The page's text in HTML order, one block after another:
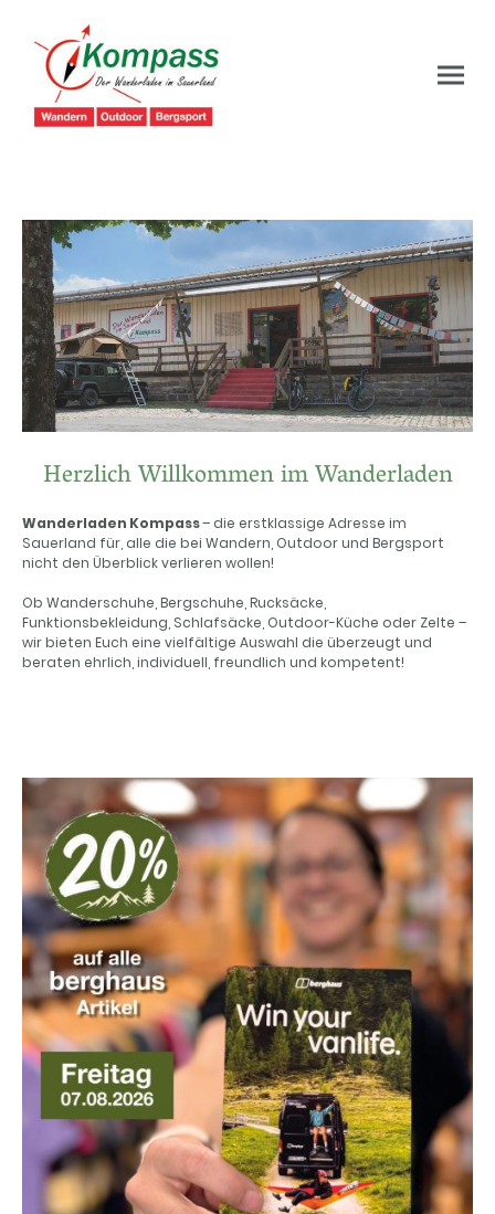
Herzlich Willkommen im Wanderladen
Wanderladen Kompass– die erstklassige Adresse im
Sauerland für, alle die bei Wandern, Outdoor und Bergsport
nicht den Überblick verlieren wollen!
Ob Wanderschuhe, Bergschuhe, Rucksäcke,
Funktionsbekleidung, Schlafsäcke, Outdoor-Küche oder Zelte –
wir bieten Euch eine vielfältige Auswahl die überzeugt und
beraten ehrlich, individuell, freundlich und kompetent!